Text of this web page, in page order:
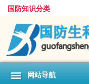
国防知识分类
网站导航